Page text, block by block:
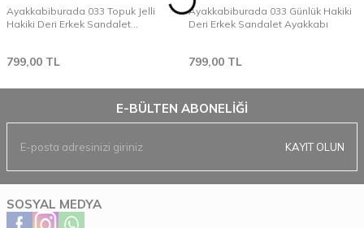
Ayakkabiburada 033 Topuk Jelli
Hakiki Deri Erkek Sandalet
799,00 TL
Ayakkabiburada 033 Günlük Hakiki
Deri Erkek Sandalet Ayakkabı
799,00 TL
E-BÜLTEN ABONELIĞI
KAYIT OLUN
SOSYAL MEDYA